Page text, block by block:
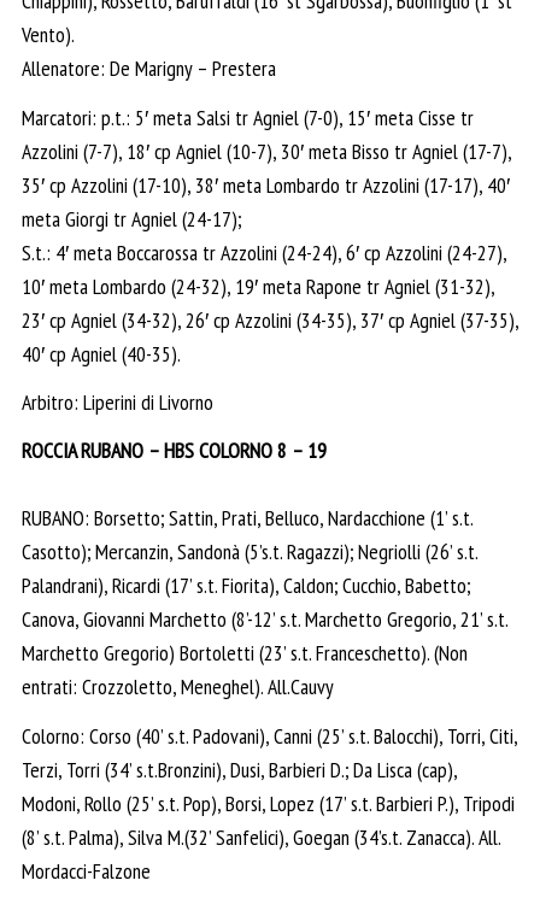
Vento).
Allenatore: De Marigny – Prestera
Marcatori: p.t.: 5′ meta Salsi tr Agniel (7-0), 15′ meta Cisse tr
Azzolini (7-7), 18′ cp Agniel (10-7), 30′ meta Bisso tr Agniel (17-7),
35′ cp Azzolini (17-10), 38′ meta Lombardo tr Azzolini (17-17), 40′
meta Giorgi tr Agniel (24-17);
S.t.: 4′ meta Boccarossa tr Azzolini (24-24), 6′ cp Azzolini (24-27),
10′ meta Lombardo (24-32), 19′ meta Rapone tr Agniel (31-32),
23′ cp Agniel (34-32), 26′ cp Azzolini (34-35), 37′ cp Agniel (37-35),
40′ cp Agniel (40-35).
Arbitro: Liperini di Livorno
ROCCIA RUBANO – HBS COLORNO 8 – 19
RUBANO: Borsetto; Sattin, Prati, Belluco, Nardacchione (1’ s.t.
Casotto); Mercanzin, Sandonà (5’s.t. Ragazzi); Negriolli (26’ s.t.
Palandrani), Ricardi (17’ s.t. Fiorita), Caldon; Cucchio, Babetto;
Canova, Giovanni Marchetto (8’-12’ s.t. Marchetto Gregorio, 21’ s.t.
Marchetto Gregorio) Bortoletti (23’ s.t. Franceschetto). (Non
entrati: Crozzoletto, Meneghel). All.Cauvy
Colorno: Corso (40’ s.t. Padovani), Canni (25’ s.t. Balocchi), Torri, Citi,
Terzi, Torri (34’ s.t.Bronzini), Dusi, Barbieri D.; Da Lisca (cap),
Modoni, Rollo (25’ s.t. Pop), Borsi, Lopez (17’ s.t. Barbieri P.), Tripodi
(8’ s.t. Palma), Silva M.(32’ Sanfelici), Goegan (34’s.t. Zanacca). All.
Mordacci-Falzone